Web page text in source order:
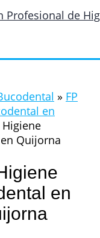
» FP
en
Higiene
Quijorna
en